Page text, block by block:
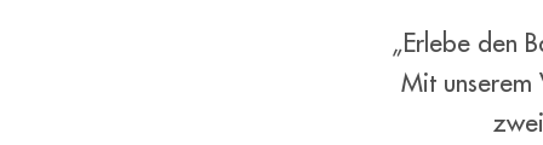
„Erlebe den
Mit unserem